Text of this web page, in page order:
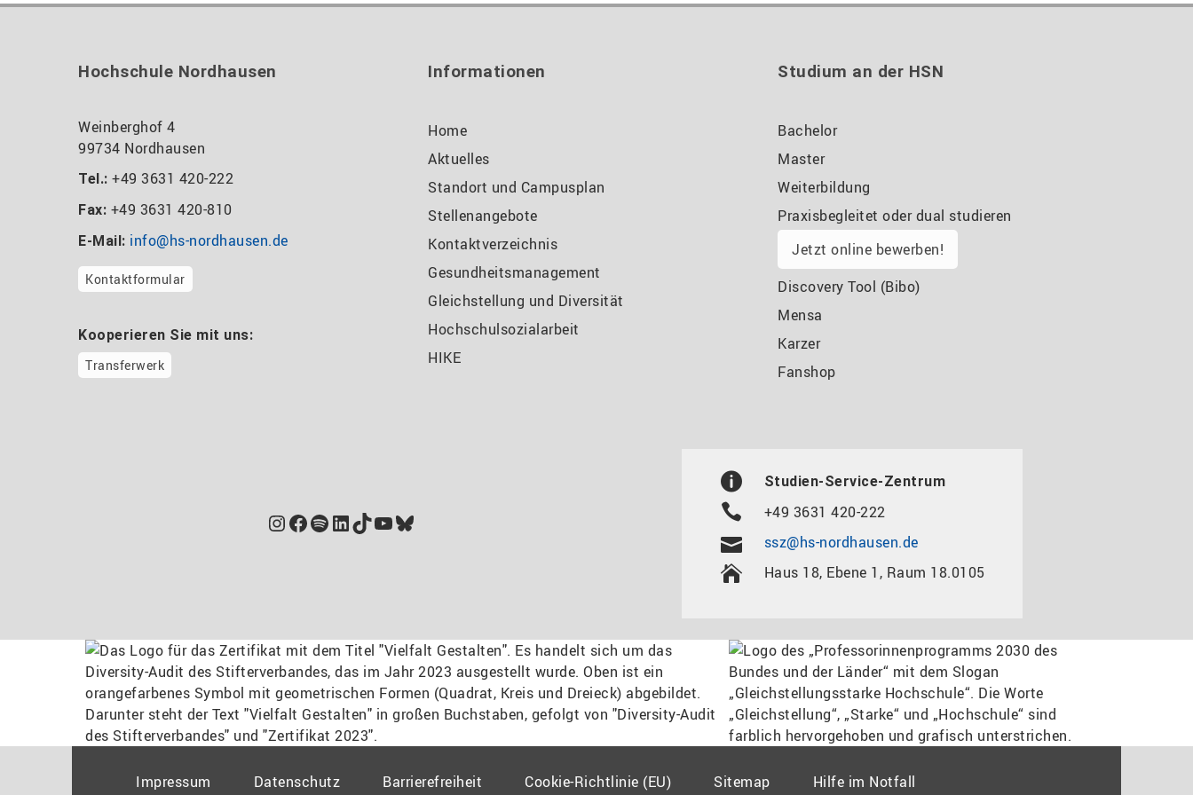
Hochschule Nordhausen
Weinberghof 4
99734 Nordhausen
Tel.: +49 3631 420-222
Fax: +49 3631 420-810
E-Mail: info@hs-nordhausen.de
Kontaktformular
Kooperieren Sie mit uns:
Transferwerk
Informationen
Home
Aktuelles
Standort und Campusplan
Stellenangebote
Kontaktverzeichnis
Gesundheitsmanagement
Gleichstellung und Diversität
Hochschulsozialarbeit
HIKE
Studium an der HSN
Bachelor
Master
Weiterbildung
Praxisbegleitet oder dual studieren
Jetzt online bewerben!
Discovery Tool (Bibo)
Mensa
Karzer
Fanshop
Instagram
Facebook
Spotify
LinkedIn
TikTok
YouTube
Bluesky
Studien-Service-Zentrum
+49 3631 420-222
ssz@hs-nordhausen.de
Haus 18, Ebene 1, Raum 18.0105
Impressum Datenschutz Barrierefreiheit Cookie-Richtlinie (EU) Sitemap Hilfe im Notfall